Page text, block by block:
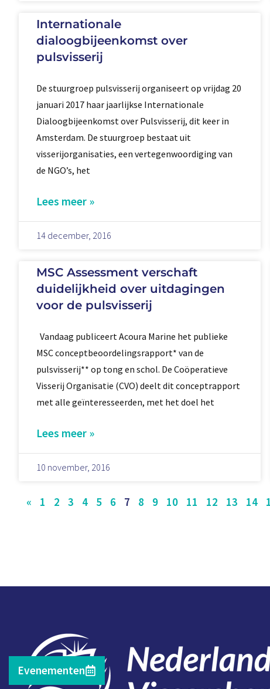
Internationale
dialoogbijeenkomst over
pulsvisserij
De stuurgroep pulsvisserij organiseert op vrijdag 20
januari 2017 haar jaarlijkse Internationale
Dialoogbijeenkomst over Pulsvisserij, dit keer in
Amsterdam. De stuurgroep bestaat uit
visserijorganisaties, een vertegenwoordiging van
de NGO’s, het
Lees meer »
14 december, 2016
MSC Assessment verschaft
duidelijkheid over uitdagingen
voor de pulsvisserij
Vandaag publiceert Acoura Marine het publieke
MSC conceptbeoordelingsrapport* van de
pulsvisserij** op tong en schol. De Coöperatieve
Visserij Organisatie (CVO) deelt dit conceptrapport
met alle geïnteresseerden, met het doel het
Lees meer »
10 november, 2016
« 1 2 3 4 5 6 7 8 9 10 11 12 13 14
Evenementen